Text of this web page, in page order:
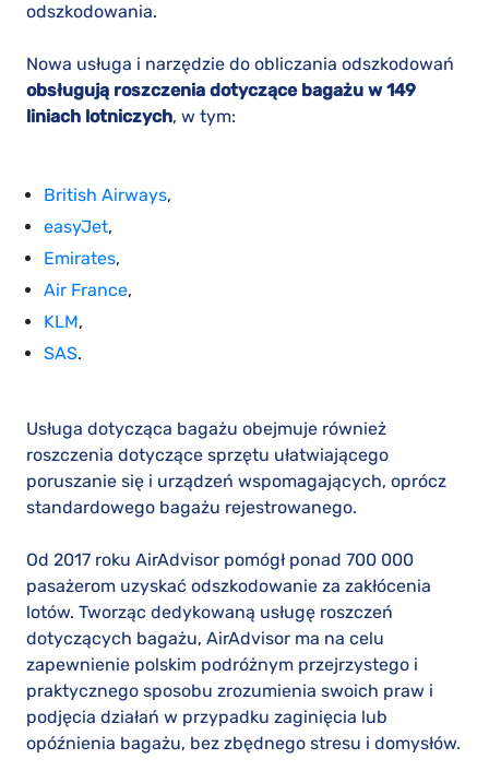
odszkodowania.
Nowa usługa i narzędzie do obliczania odszkodowań
obsługują roszczenia dotyczące bagażu w 149
liniach lotniczych, w tym:
British Airways,
easyJet,
Emirates,
Air France,
KLM,
SAS.
Usługa dotycząca bagażu obejmuje również
roszczenia dotyczące sprzętu ułatwiającego
poruszanie się i urządzeń wspomagających, oprócz
standardowego bagażu rejestrowanego.
Od 2017 roku AirAdvisor pomógł ponad 700 000
pasażerom uzyskać odszkodowanie za zakłócenia
lotów. Tworząc dedykowaną usługę roszczeń
dotyczących bagażu, AirAdvisor ma na celu
zapewnienie polskim podróżnym przejrzystego i
praktycznego sposobu zrozumienia swoich praw i
podjęcia działań w przypadku zaginięcia lub
opóźnienia bagażu, bez zbędnego stresu i domysłów.